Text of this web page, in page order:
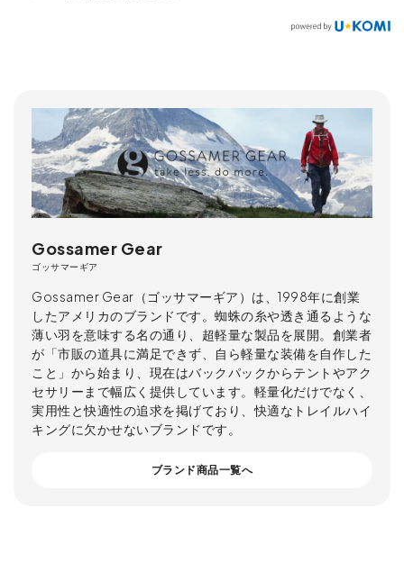
Gossamer Gear
ゴッサマーギア
Gossamer Gear（ゴッサマーギア）は、1998年に創業
したアメリカのブランドです。蜘蛛の糸や透き通るような
薄い羽を意味する名の通り、超軽量な製品を展開。創業者
が「市販の道具に満足できず、自ら軽量な装備を自作した
こと」から始まり、現在はバックパックからテントやアク
セサリーまで幅広く提供しています。軽量化だけでなく、
実用性と快適性の追求を掲げており、快適なトレイルハイ
キングに欠かせないブランドです。
ブランド商品一覧へ